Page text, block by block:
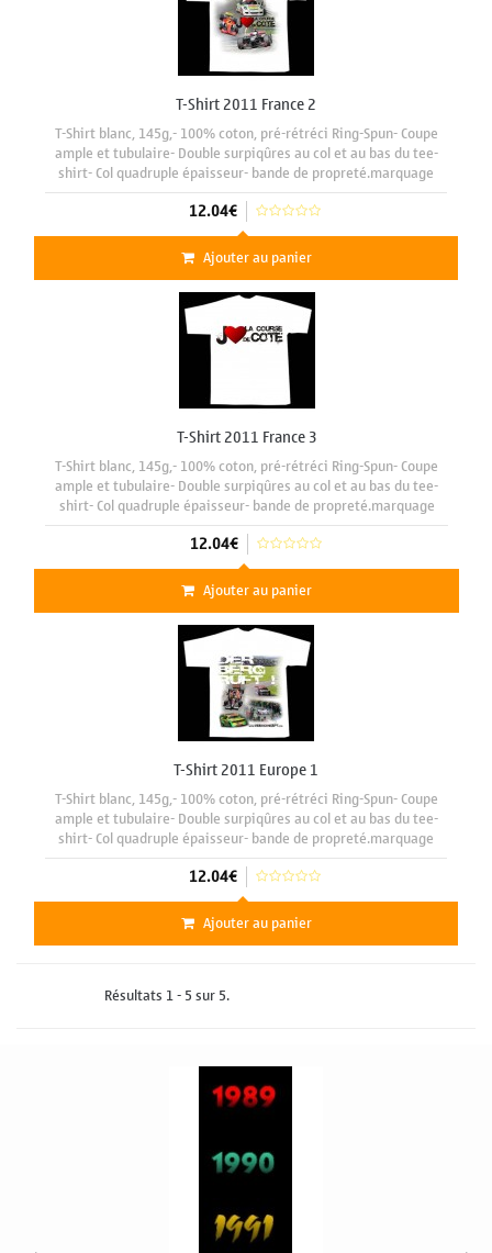
T-Shirt 2011 France 2
T-Shirt blanc, 145g,- 100% coton, pré-rétréci Ring-Spun- Coupe
ample et tubulaire- Double surpiqûres au col et au bas du tee-
shirt- Col quadruple épaisseur- bande de propreté.marquage
face avant format A3 29 x 42 cm
12.04€
Ajouter au panier
T-Shirt 2011 France 3
T-Shirt blanc, 145g,- 100% coton, pré-rétréci Ring-Spun- Coupe
ample et tubulaire- Double surpiqûres au col et au bas du tee-
shirt- Col quadruple épaisseur- bande de propreté.marquage
face avant format A3 29 x 42 cm
12.04€
Ajouter au panier
T-Shirt 2011 Europe 1
T-Shirt blanc, 145g,- 100% coton, pré-rétréci Ring-Spun- Coupe
ample et tubulaire- Double surpiqûres au col et au bas du tee-
shirt- Col quadruple épaisseur- bande de propreté.marquage
face avant format A3 29 x 42 cm
12.04€
Ajouter au panier
Résultats 1 - 5 sur 5.